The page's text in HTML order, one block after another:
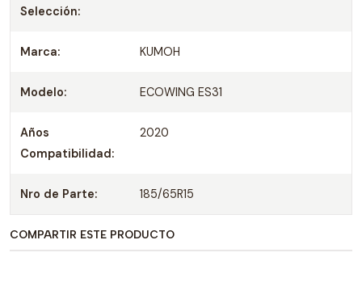
Selección:
Marca: KUMOH
Modelo: ECOWING ES31
Años
Compatibilidad:
2020
Nro de Parte: 185/65R15
COMPARTIR ESTE PRODUCTO